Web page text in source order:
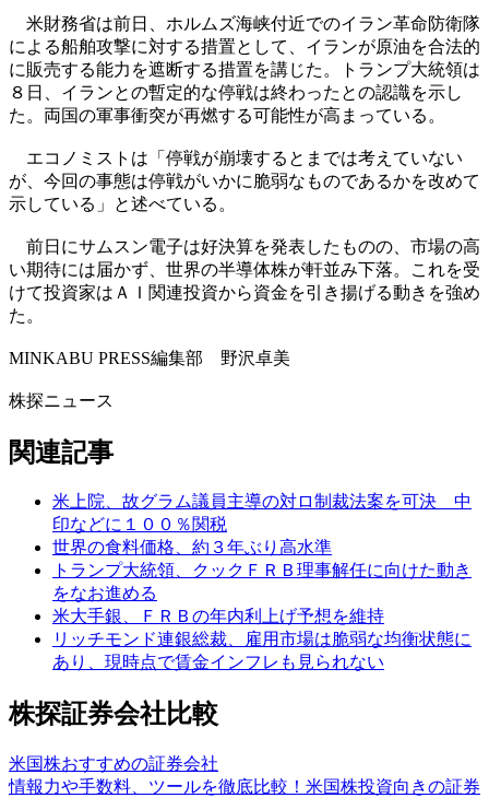
米財務省は前日、ホルムズ海峡付近でのイラン革命防衛隊
による船舶攻撃に対する措置として、イランが原油を合法的
に販売する能力を遮断する措置を講じた。トランプ大統領は
８日、イランとの暫定的な停戦は終わったとの認識を示し
た。両国の軍事衝突が再燃する可能性が高まっている。
エコノミストは「停戦が崩壊するとまでは考えていない
が、今回の事態は停戦がいかに脆弱なものであるかを改めて
示している」と述べている。
前日にサムスン電子は好決算を発表したものの、市場の高
い期待には届かず、世界の半導体株が軒並み下落。これを受
けて投資家はＡＩ関連投資から資金を引き揚げる動きを強め
た。
MINKABU PRESS編集部 野沢卓美
株探ニュース
関連記事
米上院、故グラム議員主導の対ロ制裁法案を可決 中
印などに１００％関税
世界の食料価格、約３年ぶり高水準
トランプ大統領、クックＦＲＢ理事解任に向けた動き
をなお進める
米大手銀、ＦＲＢの年内利上げ予想を維持
リッチモンド連銀総裁、雇用市場は脆弱な均衡状態に
あり、現時点で賃金インフレも見られない
株探証券会社比較
米国株おすすめの証券会社
情報力や手数料、ツールを徹底比較！米国株投資向きの証券